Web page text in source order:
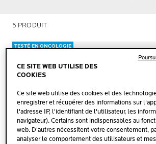
5 PRODUIT
TESTÉ EN ONCOLOGIE
CE SITE WEB UTILISE DES
COOKIES
Ce site web utilise des cookies et des
enregistrer et récupérer des informations sur
l'adresse IP, l'identifiant de l'utilisateur, les
navigateur). Certains sont indispensables au
web. D'autres nécessitent votre consentement,
analyser le comportement des utilisateurs et